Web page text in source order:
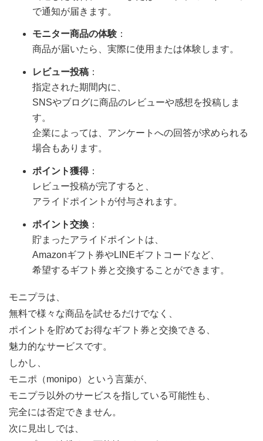
で通知が届きます。
モニター商品の体験 ：
商品が届いたら、実際に使用または体験します。
レビュー投稿 ：
指定された期間内に、
SNSやブログに商品のレビューや感想を投稿しま
す。
企業によっては、アンケートへの回答が求められる
場合もあります。
ポイント獲得：
レビュー投稿が完了すると、
アライドポイントが付与されます。
ポイント交換 ：
貯まったアライドポイントは、
Amazonギフト券やLINEギフトコードなど、
希望するギフト券と交換することができます。
モニプラは、
無料で様々な商品を試せるだけでなく、
ポイントを貯めてお得なギフト券と交換できる、
魅力的なサービスです。
しかし、
モニポ（monipo）という言葉が、
モニプラ以外のサービスを指している可能性も、
完全には否定できません。
次に見出しでは、